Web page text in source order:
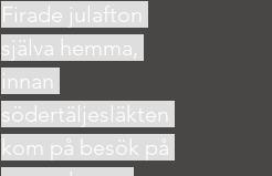
Firade julafton
själva hemma,
innan
södertäljesläkten
kom på besök på